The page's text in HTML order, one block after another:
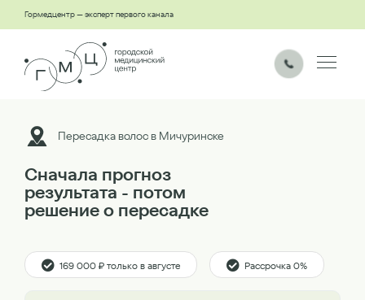
Гормедцентр — эксперт первого канала
Пересадка волос в Мичуринске
Сначала прогноз
результата - потом
решение о пересадке
169 000 ₽ только в августе Рассрочка 0%